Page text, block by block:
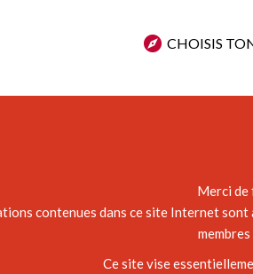
CHOISIS
nous sommes chanceux d’avoir une si
Merci de
contenues dans ce site Internet sont
Ce site vise